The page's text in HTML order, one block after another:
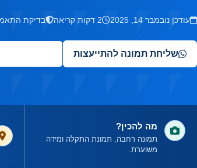
עודכן נובמבר 14, 2025 2 דקות קריאה בדיקת
שליחת תמונה להתייעצות
מה להכין?
תמונה רחבה, תמונת התקלה ומידה
משוערת.